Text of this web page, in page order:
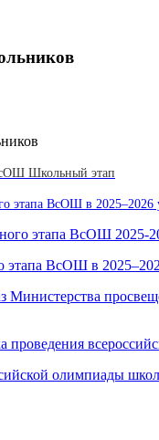
Школьный этап
этапа ВсОШ в 2025–2026
этапа ВсОШ 2025-
этапа ВсОШ в
Министерства
олимпиады